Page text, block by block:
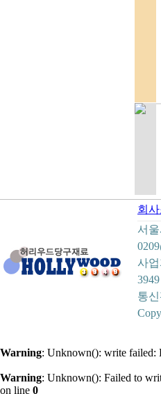
회
서
사
3949
통
Warning: Unknown(): write failed:
Warning: Unknown(): Failed to
on line 0